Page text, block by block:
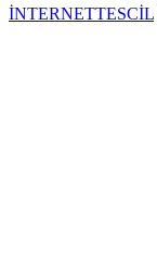
İNTERNETTESCİL